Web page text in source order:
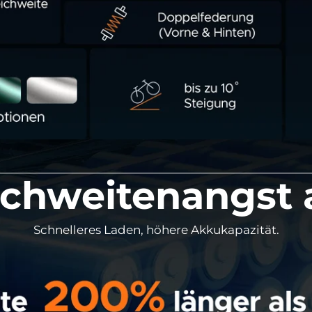
Schnelleres Laden, höhere Akkukapazität.